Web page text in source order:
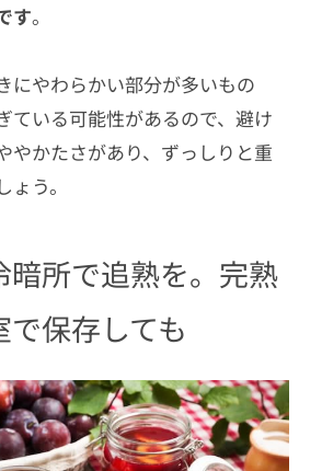
す。
にやわらかい部分が多いもの
ている可能性があるので、避け
やかたさがあり、ずっしりと重
う。
暗所で追熟を。完熟
保存しても